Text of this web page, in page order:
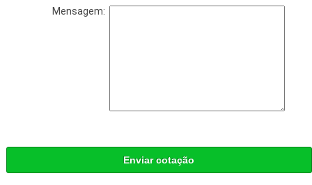
Mensagem:
Enviar cotação